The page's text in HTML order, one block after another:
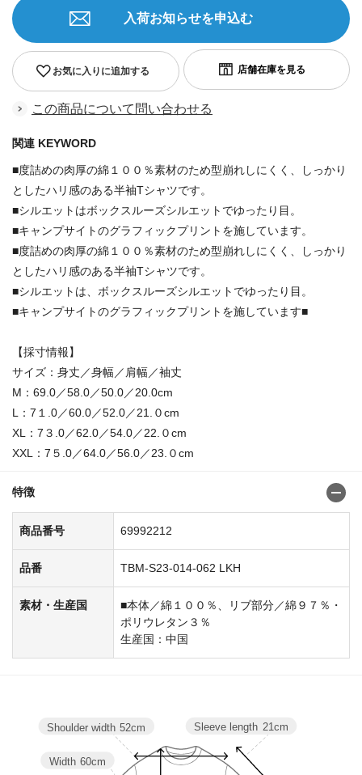
お気に入りに追加する
入荷お知らせを申込む
この商品について問い合わせる
関連 KEYWORD
■度詰めの肉厚の綿１００％素材のため型崩れしにくく、しっかり
としたハリ感のある半袖Tシャツです。
■シルエットはボックスルーズシルエットでゆったり目。
■キャンプサイトのグラフィックプリントを施しています。
■度詰めの肉厚の綿１００％素材のため型崩れしにくく、しっかり
としたハリ感のある半袖Tシャツです。
■シルエットは、ボックスルーズシルエットでゆったり目。
■キャンプサイトのグラフィックプリントを施しています■
【採寸情報】
サイズ：身丈／身幅／肩幅／袖丈
M：69.0／58.0／50.0／20.0cm
L：7１.0／60.0／52.0／21.０cm
XL：7３.0／62.0／54.0／22.０cm
XXL：7５.0／64.0／56.0／23.０cm
特徴
商品番号 69992212
品番 TBM-S23-014-062 LKH
素材・生産国
■本体／綿１００％、リブ部分／綿９７％・
ポリウレタン３％
生産国：中国
Sleeve length 21cm
Width 60cm
Shoulder width 52cm